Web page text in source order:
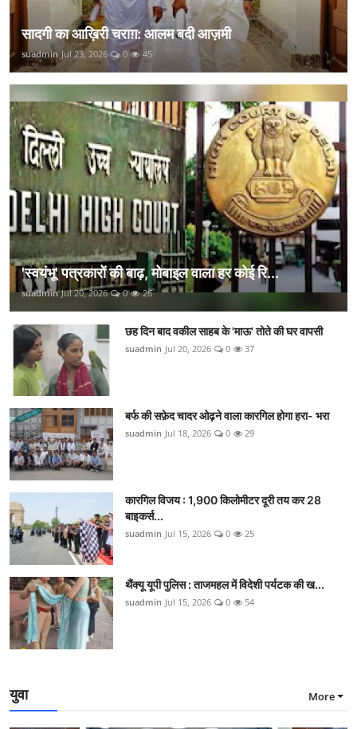
सादगी का आख़िरी चराग़: आलम बदी आज़मी
suadmin Jul 23, 2026 0 45
'स्वयंभू' पत्रकारों की बाढ़, मोबाइल वाला हर कोई रि...
suadmin Jul 20, 2026 0 26
छह दिन बाद वकील साहब के 'माऊ' तोते की घर वापसी
suadmin Jul 20, 2026 0 37
बर्फ की सफ़ेद चादर ओढ़ने वाला कारगिल होगा हरा- भरा
suadmin Jul 18, 2026 0 29
कारगिल विजय : 1,900 किलोमीटर दूरी तय कर 28
बाइकर्स...
suadmin Jul 15, 2026 0 25
थैंक्यू यूपी पुलिस : ताजमहल में विदेशी पर्यटक की ख...
suadmin Jul 15, 2026 0 54
युवा More